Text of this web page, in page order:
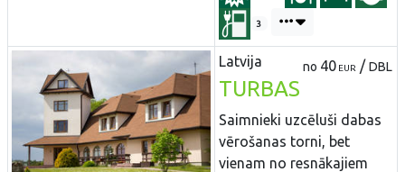
3
Latvija no 40 EUR /DBL
TURBAS
Saimnieki uzcēluši dabas
vērošanas torni, bet
vienam no resnākajiem